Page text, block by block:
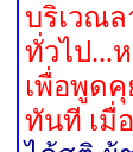
บริเวณ
ทั่วไป...
เพื่อพูดคุ
ทันที เมื่